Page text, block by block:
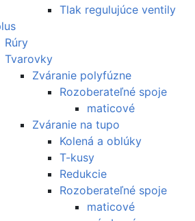
Tlak regulujúce ventily
Rúry
Tvarovky
Zváranie polyfúzne
Rozoberateľné spoje
maticové
Zváranie na tupo
Kolená a oblúky
T-kusy
Redukcie
Rozoberateľné spoje
maticové